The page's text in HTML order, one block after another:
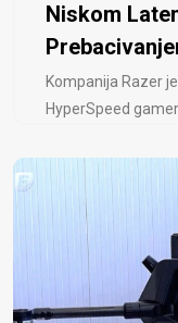
Niskom
Kompanija Razer
HyperSpeed